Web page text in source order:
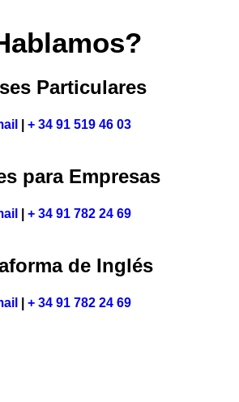
Particulares
+ 34 91 519 46 03
para Empresas
+ 34 91 782 24 69
de Inglés
+ 34 91 782 24 69